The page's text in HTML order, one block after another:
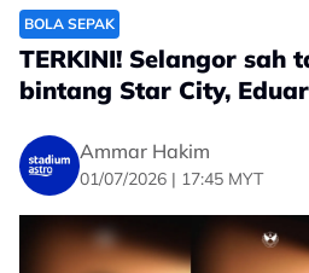
BOLA SEPAK
TERKINI! Selangor sah
bintang Star City,
Ammar Hakim
01/07/2026 | 17:45 MYT